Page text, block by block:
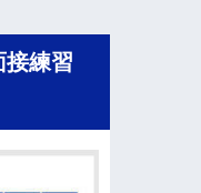
練習